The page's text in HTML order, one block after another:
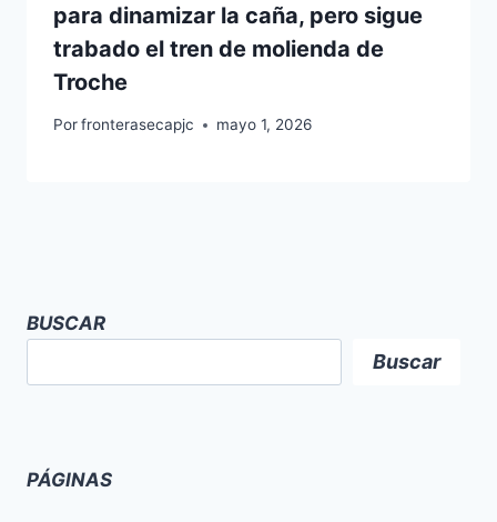
para dinamizar la caña, pero sigue
trabado el tren de molienda de
Troche
Porfronterasecapjc mayo 1, 2026
BUSCAR
Buscar
PÁGINAS